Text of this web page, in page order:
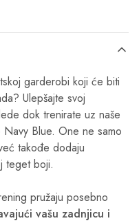
garderobi koji će biti
Ulepšajte svoj
dok trenirate uz naše
Blue. One ne samo
takođe dodaju
teget boji.
pružaju posebno
vašu zadnjicu i